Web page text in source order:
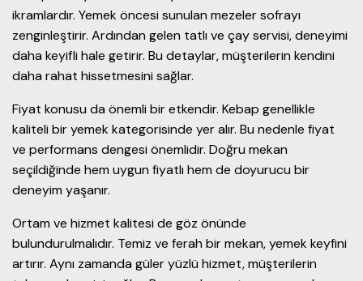
ikramlardır. Yemek öncesi sunulan mezeler sofrayı
zenginleştirir. Ardından gelen tatlı ve çay servisi, deneyimi
daha keyifli hale getirir. Bu detaylar, müşterilerin kendini
daha rahat hissetmesini sağlar.
Fiyat konusu da önemli bir etkendir. Kebap genellikle
kaliteli bir yemek kategorisinde yer alır. Bu nedenle fiyat
ve performans dengesi önemlidir. Doğru mekan
seçildiğinde hem uygun fiyatlı hem de doyurucu bir
deneyim yaşanır.
Ortam ve hizmet kalitesi de göz önünde
bulundurulmalıdır. Temiz ve ferah bir mekan, yemek keyfini
artırır. Aynı zamanda güler yüzlü hizmet, müşterilerin